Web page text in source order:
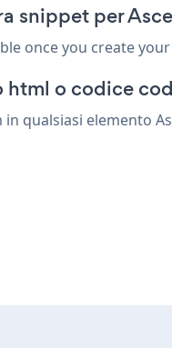
snippet per
once you create
o codice
qualsiasi elemento